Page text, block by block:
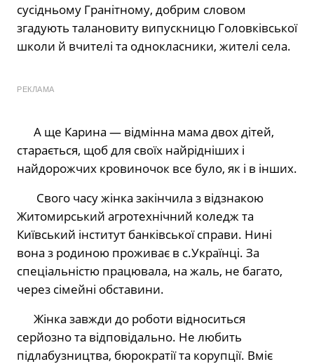
сусідньому Гранітному, добрим словом
згадують талановиту випускницю Головківської
школи й вчителі та однокласники, жителі села.
РЕКЛАМА
А ще Карина — відмінна мама двох дітей,
старається, щоб для своїх найрідніших і
найдорожчих кровиночок все було, як і в інших.
Свого часу жінка закінчила з відзнакою
Житомирський агротехнічний коледж та
Київський інститут банківської справи. Нині
вона з родиною проживає в с.Українці. За
спеціальністю працювала, на жаль, не багато,
через сімейні обставини.
Жінка завжди до роботи відноситься
серйозно та відповідально. Не любить
підлабузництва, бюрократії та корупції. Вміє